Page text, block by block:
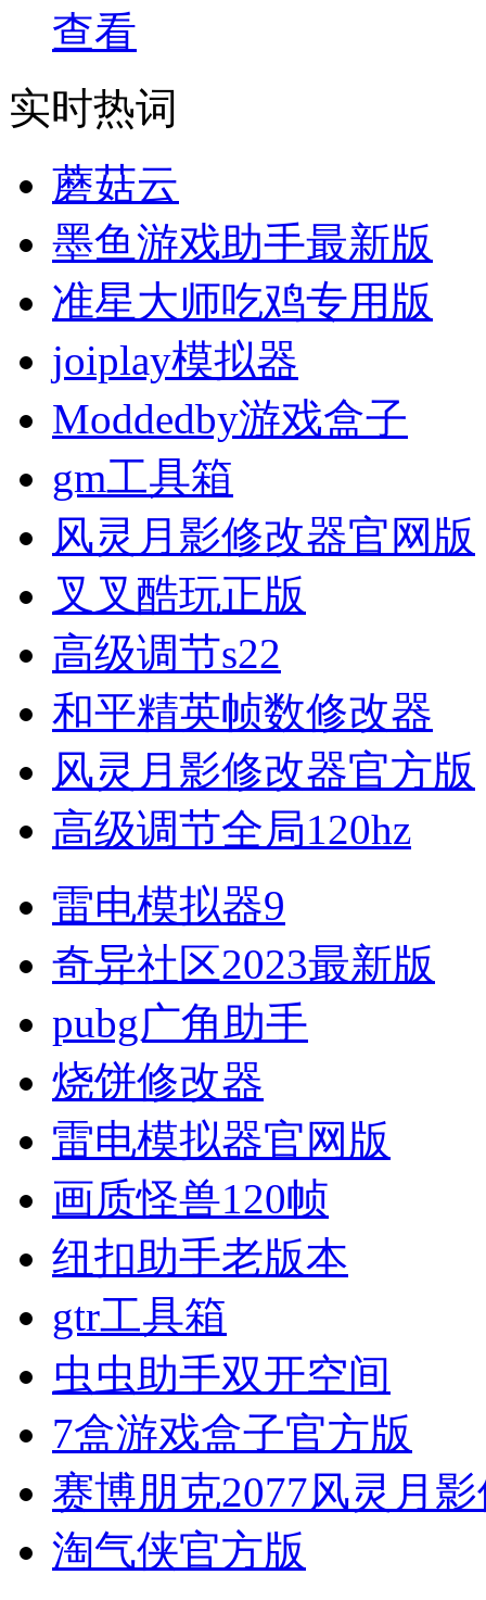
查看
实时热词
蘑菇云
墨鱼游戏助手最新版
准星大师吃鸡专用版
joiplay模拟器
Moddedby游戏盒子
gm工具箱
风灵月影修改器官网版
叉叉酷玩正版
高级调节s22
和平精英帧数修改器
风灵月影修改器官方版
高级调节全局120hz
雷电模拟器9
奇异社区2023最新版
pubg广角助手
烧饼修改器
雷电模拟器官网版
画质怪兽120帧
纽扣助手老版本
gtr工具箱
虫虫助手双开空间
7盒游戏盒子官方版
赛博朋克2077风灵月
淘气侠官方版